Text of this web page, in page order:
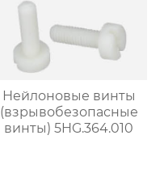
замочные пластины
для средней двери
5HG.ZM-4
Нейлоновые винты
(взрывобезопасные
винты) 5HG.364.010